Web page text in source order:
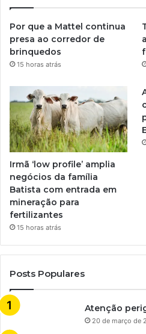
Por que a Mattel continua
presa ao corredor de
brinquedos
15 horas atrás
Irmã ‘low profile’ amplia
negócios da família
Batista com entrada em
mineração para
fertilizantes
15 horas atrás
Posts Populares
Atenção
20 de março de